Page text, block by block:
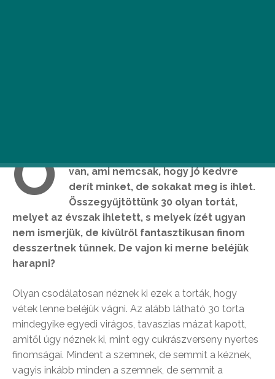
O
van, ami nemcsak, hogy jó kedvre
derít minket, de sokakat meg is ihlet.
Összegyűjtöttünk 30 olyan tortát,
melyet az évszak ihletett, s melyek ízét ugyan
nem ismerjük, de kívülről fantasztikusan finom
desszertnek tűnnek. De vajon ki merne beléjük
harapni?
Olyan csodálatosan néznek ki ezek a torták, hogy
vétek lenne beléjük vágni. Az alább látható 30 torta
mindegyike egyedi virágos, tavaszias mázat kapott,
amitől úgy néznek ki, mint egy cukrászverseny nyertes
finomságai. Mindent a szemnek, de semmit a kéznek,
vagyis inkább minden a szemnek, de semmit a